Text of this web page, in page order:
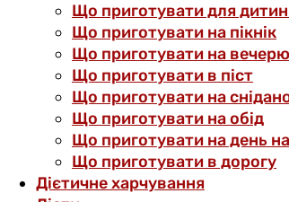
Що приготувати для
Що приготувати на пікнік
Що приготувати на вечерю
Що приготувати в піст
Що приготувати на
Що приготувати на обід
Що приготувати на день
Що приготувати в дорогу
Дієтичне харчування